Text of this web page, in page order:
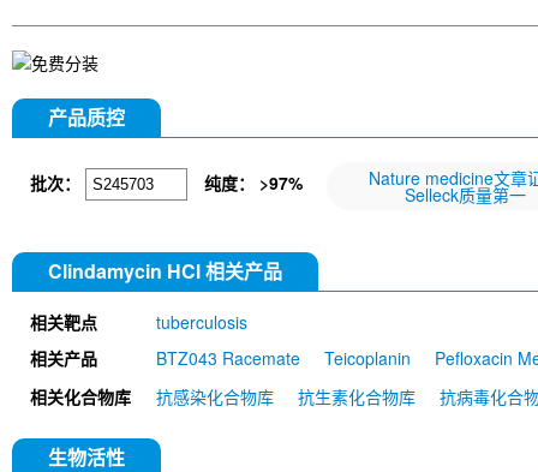
产品质控
批次： 纯度： >97% Nature medicine文章
Selleck质量第一
Clindamycin HCl 相关产品
相关靶点
tuberculosis
相关产品
BTZ043 Racemate Teicoplanin
Pefloxacin
sodium
Olanexidine Hydrochloride semihydrate
Walrycin B
相关化合物库 抗感染化合物库 抗生素化合物库 抗病毒化合
生物活性